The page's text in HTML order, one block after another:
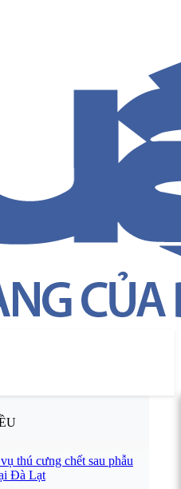
thú cưng chết sau phẫu
Đà Lạt